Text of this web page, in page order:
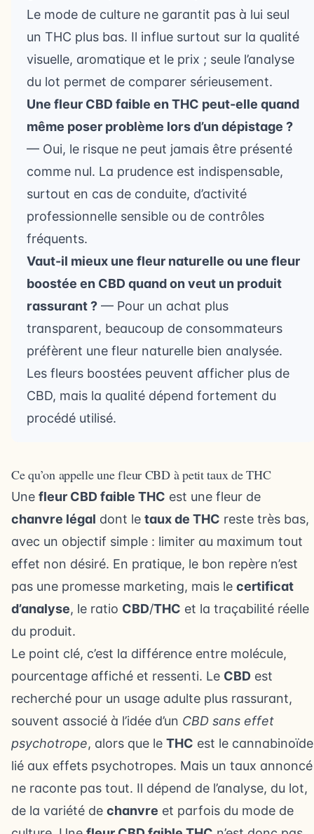
Le mode de culture ne garantit pas à lui seul
un THC plus bas. Il influe surtout sur la qualité
visuelle, aromatique et le prix ; seule l’analyse
du lot permet de comparer sérieusement.
Une fleur CBD faible en THC peut-elle quand
même poser problème lors d’un dépistage ?
— Oui, le risque ne peut jamais être présenté
comme nul. La prudence est indispensable,
surtout en cas de conduite, d’activité
professionnelle sensible ou de contrôles
fréquents.
Vaut-il mieux une fleur naturelle ou une fleur
boostée en CBD quand on veut un produit
rassurant ? — Pour un achat plus
transparent, beaucoup de consommateurs
préfèrent une fleur naturelle bien analysée.
Les fleurs boostées peuvent afficher plus de
CBD, mais la qualité dépend fortement du
procédé utilisé.
Ce qu’on appelle une fleur CBD à petit taux de THC
Une fleur CBD faible THC est une fleur de
chanvre légal dont le taux de THC reste très bas,
avec un objectif simple : limiter au maximum tout
effet non désiré. En pratique, le bon repère n’est
pas une promesse marketing, mais le certificat
d’analyse, le ratio CBD/THC et la traçabilité réelle
du produit.
Le point clé, c’est la différence entre molécule,
pourcentage affiché et ressenti. Le CBD est
recherché pour un usage adulte plus rassurant,
souvent associé à l’idée d’un CBD sans effet
psychotrope, alors que le THC est le cannabinoïde
lié aux effets psychotropes. Mais un taux annoncé
ne raconte pas tout. Il dépend de l’analyse, du lot,
de la variété de chanvre et parfois du mode de